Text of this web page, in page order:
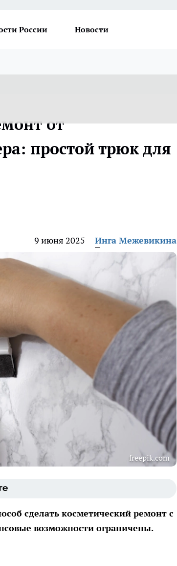
России Новости
от
простой трюк для
9 июня 2025 Инга Межевикина
freepik.com
сделать косметический ремонт с
возможности ограничены.